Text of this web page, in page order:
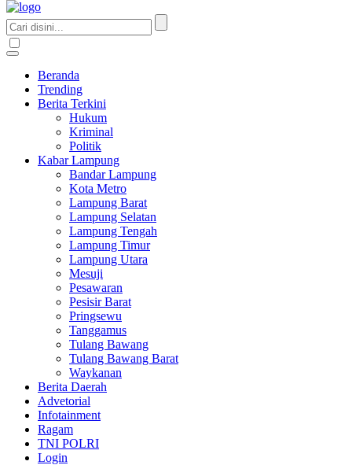
Beranda
Trending
Berita Terkini
Hukum
Kriminal
Politik
Kabar Lampung
Bandar Lampung
Kota Metro
Lampung Barat
Lampung Selatan
Lampung Tengah
Lampung Timur
Lampung Utara
Mesuji
Pesawaran
Pesisir Barat
Pringsewu
Tanggamus
Tulang Bawang
Tulang Bawang Barat
Waykanan
Berita Daerah
Advetorial
Infotainment
Ragam
TNI POLRI
Login